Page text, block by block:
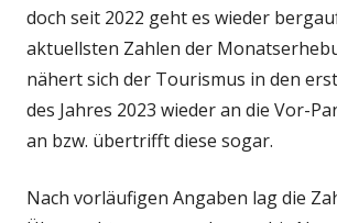
doch seit 2022 geht es wieder
aktuellsten Zahlen der
nähert sich der Tourismus in den
des Jahres 2023 wieder an die Vor-
an bzw. übertrifft diese sogar.
Nach vorläufigen Angaben lag die